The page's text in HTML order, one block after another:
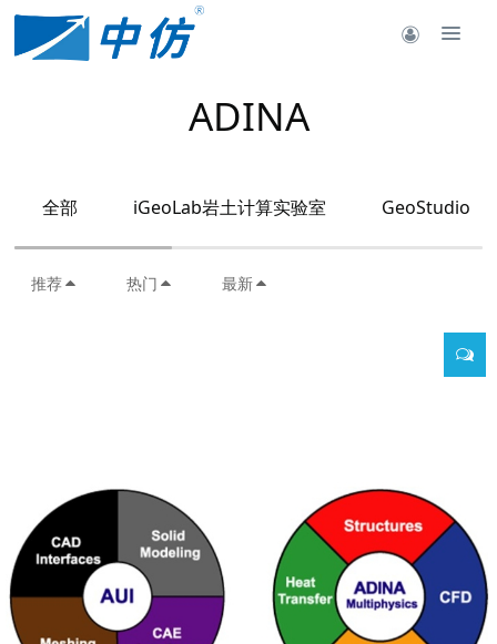
ADINA
全部 iGeoLab岩土计算实验室 GeoStudio
推荐 热门 最新